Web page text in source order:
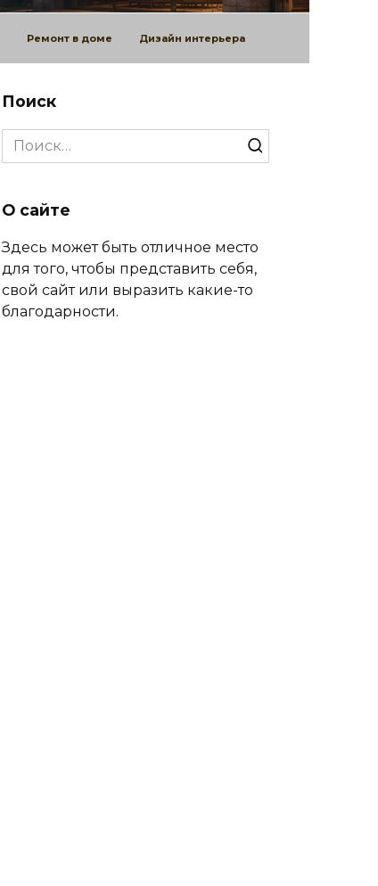
Ремонт в доме Дизайн интерьера
Поиск
Search
for:
О сайте
Здесь может быть отличное место
для того, чтобы представить себя,
свой сайт или выразить какие-то
благодарности.